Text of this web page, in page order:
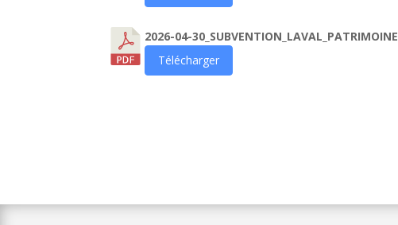
2026-04-30_SUBVENTION_LAVAL_PATRIMOINE
Télécharger